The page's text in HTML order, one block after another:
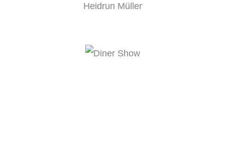
Heidrun Müller